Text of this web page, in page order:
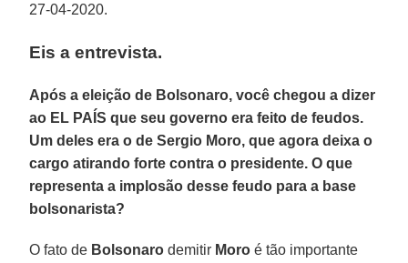
27-04-2020.
Eis a entrevista.
Após a eleição de Bolsonaro, você chegou a dizer
ao EL PAÍS que seu governo era feito de feudos.
Um deles era o de Sergio Moro, que agora deixa o
cargo atirando forte contra o presidente. O que
representa a implosão desse feudo para a base
bolsonarista?
O fato de Bolsonaro demitir Moro é tão importante